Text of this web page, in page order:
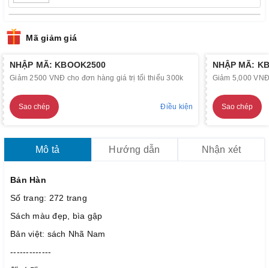
Mã giảm giá
NHẬP MÃ: KBOOK2500
Giảm 2500 VNĐ cho đơn hàng giá trị tối thiểu 300k
Sao chép Điều kiện
NHẬP MÃ:
Giảm 5,000
Sao chép
Mô tả Hướng dẫn Nhận xét
Bản Hàn
Số trang: 272 trang
Sách màu đẹp, bìa gập
Bản việt: sách Nhã Nam
-------------